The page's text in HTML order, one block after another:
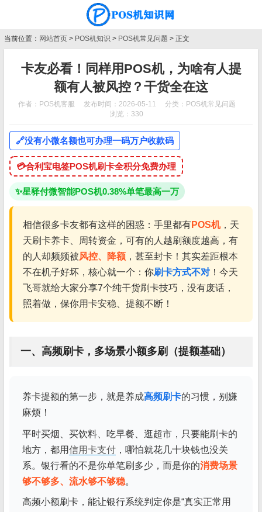
当前位置： 网站首页 > POS机知识 > POS机常见问题 > 正文
卡友必看！同样用POS机，为啥有人提
额有人被风控？干货全在这
作者：POS机客服 发布时间：2026-05-11 分类： POS机常见问题
浏览：330
🔗没有小微名额也可办理一码万户收款码
💳合利宝电签POS机刷卡全积分免费办理
✨星驿付微智能POS机0.38%单笔最高一万
相信很多卡友都有这样的困惑：手里都有POS机，天
天刷卡养卡、周转资金，可有的人越刷额度越高，有
的人却频频被风控、降额 ，甚至封卡！其实差距根本
不在机子好坏，核心就一个：你刷卡方式不对 ！今天
飞哥就给大家分享7个纯干货刷卡技巧，没有废话，
照着做，保你用卡安稳、提额不断！
一、高频刷卡，多场景小额多刷（提额基础）
养卡提额的第一步，就是养成高频刷卡的习惯，别嫌
麻烦！
平时买烟、买饮料、吃早餐、逛超市，只要能刷卡的
地方，都用信用卡支付 ，哪怕就花几十块钱也没关
系。银行看的不是你单笔刷多少，而是你的消费场景
够不够多、流水够不够稳。
高频小额刷卡，能让银行系统判定你是“真实正常用